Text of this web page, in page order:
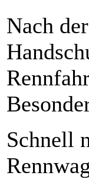
Nach
Schnell